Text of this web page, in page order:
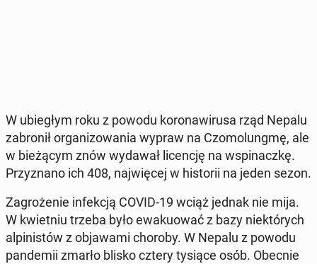
W ubie­głym roku z powodu ko­ro­na­wi­ru­sa rząd Nepalu
za­bro­nił or­ga­ni­zo­wa­nia wypraw na Czo­mo­lung­mę, ale
w bie­żą­cym znów wydawał li­cen­cję na wspi­nacz­kę.
Przy­zna­no ich 408, naj­wię­cej w hi­sto­rii na jeden sezon.
Za­gro­że­nie in­fek­cją COVID-19 wciąż jednak nie mija.
W kwiet­niu trzeba było ewa­ku­ować z bazy nie­któ­rych
al­pi­ni­stów z ob­ja­wa­mi choroby. W Nepalu z powodu
pan­de­mii zmarło blisko cztery tysiące osób. Obecnie